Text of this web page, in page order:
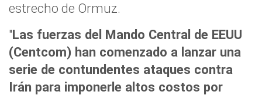
estrecho de Ormuz.
"Las fuerzas del Mando Central de EEUU
(Centcom) han comenzado a lanzar una
serie de contundentes ataques contra
Irán para imponerle altos costos por